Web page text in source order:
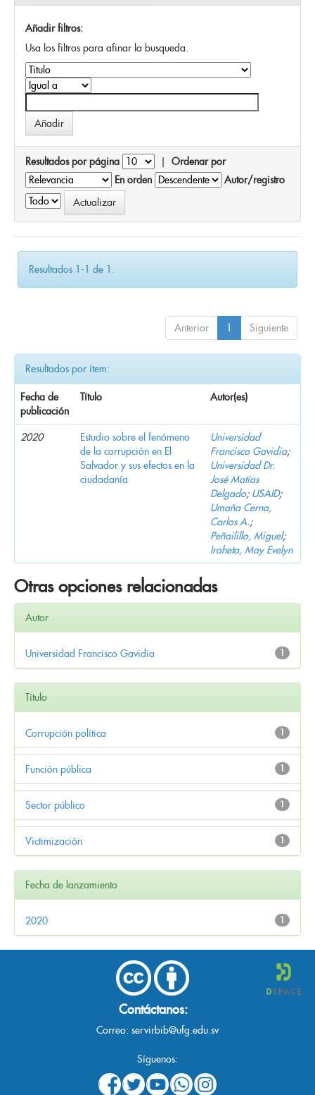
Añadir filtros:
Usa los filtros para afinar la busqueda.
Resultados por página | Ordenar por
En orden
Autor/registro
Resultados 1-1 de 1.
Anterior 1 Siguiente
Resultados por ítem:
Fecha de
publicación
Título Autor(es)
2020
Estudio sobre el fenómeno
de la corrupción en El
Salvador y sus efectos en la
ciudadanía
Universidad
Francisco Gavidia;
Universidad Dr.
José Matías
Delgado; USAID;
Umaña Cerna,
Carlos A.;
Peñailillo, Miguel;
Iraheta, May Evelyn
Otras opciones relacionadas
Autor
1
Universidad Francisco Gavidia
Título
1
Corrupción política
1
Función pública
1
Sector público
1
Victimización
Fecha de lanzamiento
1
2020
Contáctanos:
Correo: servirbib@ufg.edu.sv
Síguenos: